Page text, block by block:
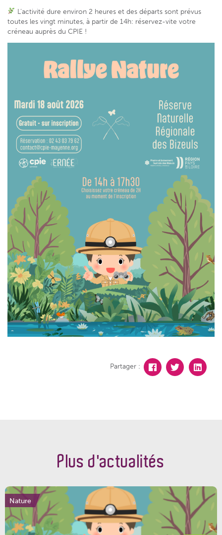
L’activité dure environ 2 heures et des départs sont prévus
toutes les vingt minutes, à partir de 14h: réservez-vite votre
créneau auprès du CPIE !
Partager :
Plus d'actualités
Nature